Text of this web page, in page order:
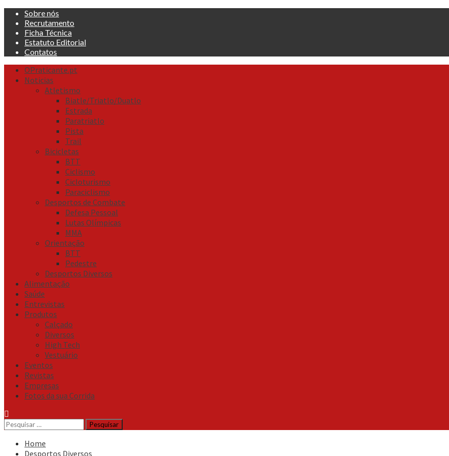
Skip
content
Sobre nós
Recrutamento
Ficha Técnica
Estatuto Editorial
Contatos
Primary
Menu
OPraticante.pt
Noticias
Atletismo
Biatle/Triatlo/Duatlo
Estrada
Paratriatlo
Pista
Trail
Bicicletas
BTT
Ciclismo
Cicloturismo
Paraciclismo
Desportos de Combate
Defesa Pessoal
Lutas Olímpicas
MMA
Orientação
BTT
Pedestre
Desportos Diversos
Alimentação
Saúde
Entrevistas
Produtos
Calçado
Diversos
High Tech
Vestuário
Eventos
Revistas
Empresas
Fotos da sua Corrida
Pesquisar
por:
Home
Desportos Diversos